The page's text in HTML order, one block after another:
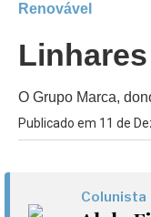
Renovável
O Grupo Marca,
Publicado em 11 de
Colunista